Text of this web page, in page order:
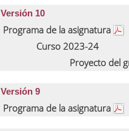
Versión 10
Programa de la asignatura
Curso 2023-24
Proyecto del
Versión 9
Programa de la asignatura